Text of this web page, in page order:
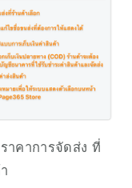
าคาการจัดส่ง ที่